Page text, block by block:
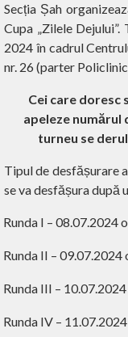
Secția Șah
Cupa „Zilele
2024 în cadrul
nr. 26 (parter
Cei care doresc
apeleze numărul
turneu se
Tipul de desfășurare
se va desfășura după
Runda I – 08.07.2024
Runda II – 09.07.2024
Runda III –
Runda IV –